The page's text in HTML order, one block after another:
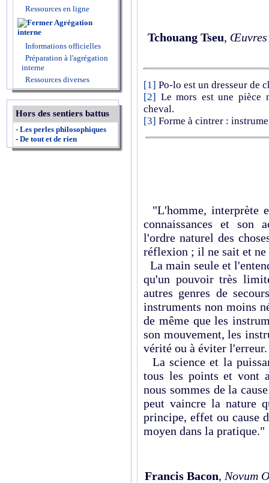
Ressources en ligne
Agrégation
interne
Informations officielles
Préparation à l'agrégation
interne
Ressources diverses
Hors des sentiers battus
- Les perles philosophiques
- De tout et de rien
Tchouang Tseu, Œuvres
[1] Po-lo est un dresseur de
[2] Le mors est une pièce
cheval.
[3] Forme à cintrer :
"L'homme, interprète
connaissances et son
l'ordre naturel des
réflexion ; il ne sait et ne
La main seule et
qu'un pouvoir très
autres genres de
instruments non moins
de même que les
son mouvement, les
vérité ou à éviter l'erreur.
La science et la
tous les points et vont
nous sommes de la
peut vaincre la nature
principe, effet ou cause
moyen dans la pratique."
Francis Bacon, Novum